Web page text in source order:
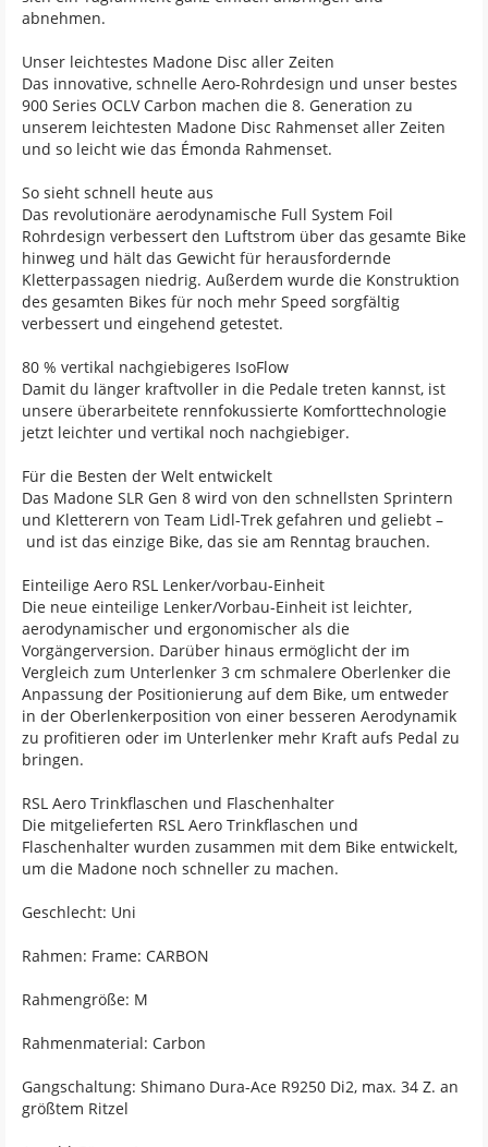
abnehmen.
Unser leichtestes Madone Disc aller Zeiten
Das innovative, schnelle Aero-Rohrdesign und unser bestes
900 Series OCLV Carbon machen die 8. Generation zu
unserem leichtesten Madone Disc Rahmenset aller Zeiten
und so leicht wie das Émonda Rahmenset.
So sieht schnell heute aus
Das revolutionäre aerodynamische Full System Foil
Rohrdesign verbessert den Luftstrom über das gesamte Bike
hinweg und hält das Gewicht für herausfordernde
Kletterpassagen niedrig. Außerdem wurde die Konstruktion
des gesamten Bikes für noch mehr Speed sorgfältig
verbessert und eingehend getestet.
80 % vertikal nachgiebigeres IsoFlow
Damit du länger kraftvoller in die Pedale treten kannst, ist
unsere überarbeitete rennfokussierte Komforttechnologie
jetzt leichter und vertikal noch nachgiebiger.
Für die Besten der Welt entwickelt
Das Madone SLR Gen 8 wird von den schnellsten Sprintern
und Kletterern von Team Lidl-Trek gefahren und geliebt –
und ist das einzige Bike, das sie am Renntag brauchen.
Einteilige Aero RSL Lenker/vorbau-Einheit
Die neue einteilige Lenker/Vorbau-Einheit ist leichter,
aerodynamischer und ergonomischer als die
Vorgängerversion. Darüber hinaus ermöglicht der im
Vergleich zum Unterlenker 3 cm schmalere Oberlenker die
Anpassung der Positionierung auf dem Bike, um entweder
in der Oberlenkerposition von einer besseren Aerodynamik
zu profitieren oder im Unterlenker mehr Kraft aufs Pedal zu
bringen.
RSL Aero Trinkflaschen und Flaschenhalter
Die mitgelieferten RSL Aero Trinkflaschen und
Flaschenhalter wurden zusammen mit dem Bike entwickelt,
um die Madone noch schneller zu machen.
Geschlecht: Uni
Rahmen: Frame: CARBON
Rahmengröße: M
Rahmenmaterial: Carbon
Gangschaltung: Shimano Dura-Ace R9250 Di2, max. 34 Z. an
größtem Ritzel